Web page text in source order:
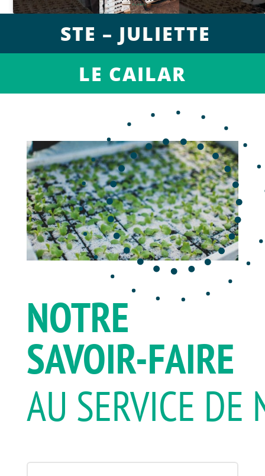
STE – JULIETTE
LE CAILAR
NOTRE
SAVOIR-FAIRE
AU SERVICE DE